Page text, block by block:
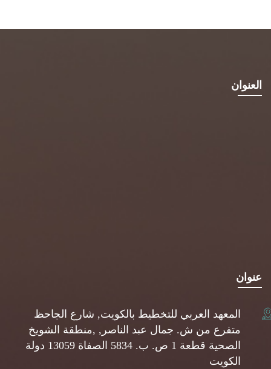
العنوان
عنوان
المعهد العربي للتخطيط بالكويت, شارع الجاحظ
متفرع من ش. جمال عبد الناصر, ,منطقة الشويخ
الصحية قطعة 1 ص. ب. 5834 الصفاة 13059 دولة
الكويت